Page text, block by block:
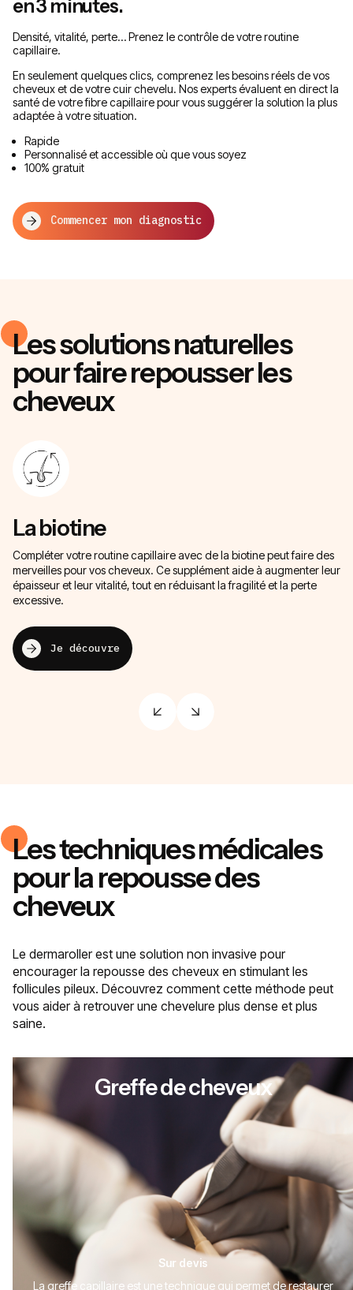
en 3 minutes.
Densité, vitalité, perte… Prenez le contrôle de votre routine
capillaire.
En seulement quelques clics, comprenez les besoins réels de vos
cheveux et de votre cuir chevelu. Nos experts évaluent en direct la
santé de votre fibre capillaire pour vous suggérer la solution la plus
adaptée à votre situation.
Rapide
Personnalisé et accessible où que vous soyez
100% gratuit
Commencer mon diagnostic
Les solutions naturelles
pour faire repousser les
cheveux
La biotine
Compléter votre routine capillaire avec de la biotine peut faire des
merveilles pour vos cheveux. Ce supplément aide à augmenter leur
épaisseur et leur vitalité, tout en réduisant la fragilité et la perte
excessive.
Je découvre
Les techniques médicales
pour la repousse des
cheveux
Le dermaroller est une solution non invasive pour
encourager la repousse des cheveux en stimulant les
follicules pileux. Découvrez comment cette méthode peut
vous aider à retrouver une chevelure plus dense et plus
saine.
Greffe de cheveux
Sur devis
La greffe capillaire est une technique qui permet de restaurer